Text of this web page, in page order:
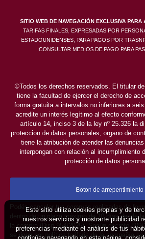
SITIO WEB DE NAVEGACIÓN EXCLUSIVA PARA
TARIFAS FINALES, EXPRESADAS POR
ESTADOUNIDENSES, PARA PAGOS POR
CONSULTAR MEDIOS DE PAGO PARA
©Todos los derechos reservados. El titular
tiene la facultad de ejercer el derecho de
forma gratuita a intervalos no inferiores a
acredite un interés legítimo al efecto
artículo 14, inciso 3 de la ley nº 25.326 la
proteccion de datos personales, organo de
tiene la atribución de atender las
interpongan con relación al incumplimiento
protección de datos
Boton de arrepentimiento
Podés cancelar tus compras realizadas de
dentro de un plazo máximo de 10 días desde
la compra (Disp.954/2025). Según decreto
se rigen por política tarifaria de la compañía
Este sitio utiliza cookies propias y de
nuestros servicios y mostrarte publicidad
preferencias mediante el análisis de tus